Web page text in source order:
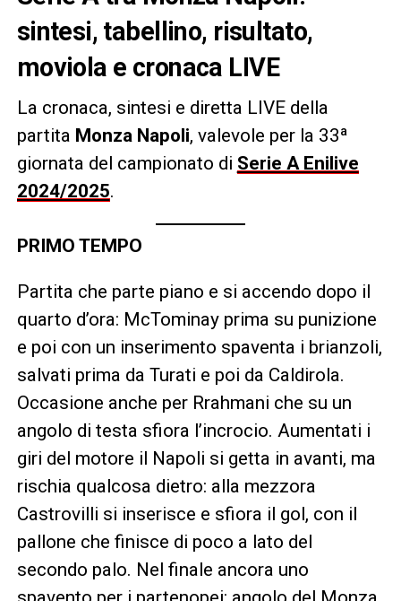
sintesi, tabellino, risultato,
moviola e cronaca LIVE
La cronaca, sintesi e diretta LIVE della
partita Monza Napoli, valevole per la 33ª
giornata del campionato di Serie A Enilive
2024/2025.
PRIMO TEMPO
Partita che parte piano e si accendo dopo il
quarto d’ora: McTominay prima su punizione
e poi con un inserimento spaventa i brianzoli,
salvati prima da Turati e poi da Caldirola.
Occasione anche per Rrahmani che su un
angolo di testa sfiora l’incrocio. Aumentati i
giri del motore il Napoli si getta in avanti, ma
rischia qualcosa dietro: alla mezzora
Castrovilli si inserisce e sfiora il gol, con il
pallone che finisce di poco a lato del
secondo palo. Nel finale ancora uno